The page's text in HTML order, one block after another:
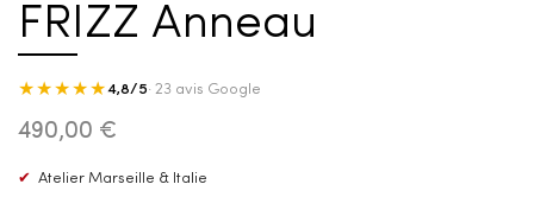
FRIZZ Anneau
★★★★★4,8/5· 23 avis Google
490,00 €
✔ Atelier Marseille & Italie